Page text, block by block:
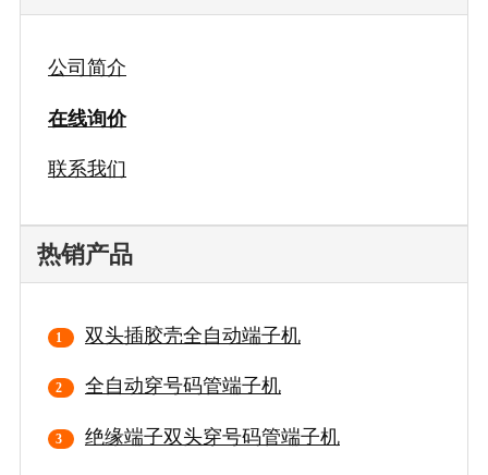
公司简介
在线询价
联系我们
热销产品
双头插胶壳全自动端子机
全自动穿号码管端子机
绝缘端子双头穿号码管端子机